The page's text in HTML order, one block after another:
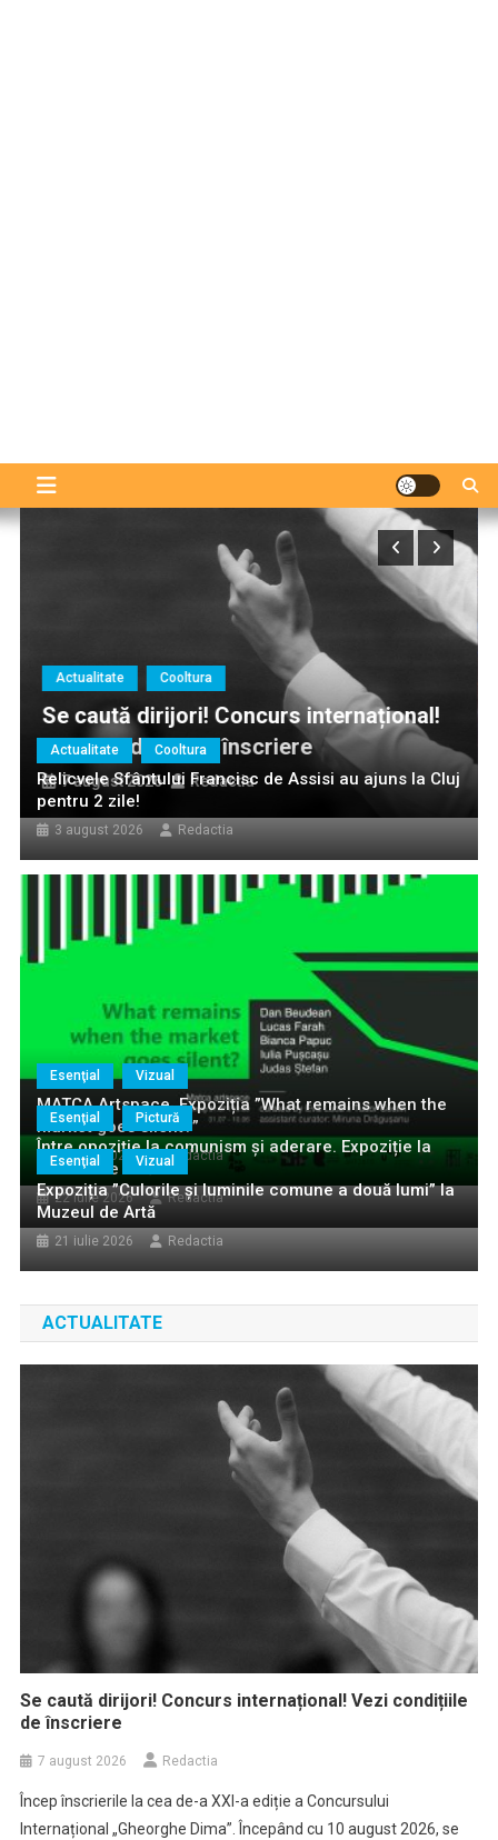
Cooltura
Concurs internațional!
de înscriere
Redactia
UNTOLD
prima zi de
7 august 2026
Actualitate Cooltura
Relicvele Sfântului Francisc de Assisi au ajuns la Cluj
pentru 2 zile!
3 august 2026 Redactia
Esenţial Vizual
MATCA Artspace. Expoziția ”What remains when the
market goes silent?”
28 iulie 2026 Redactia
Esenţial Pictură
Între opoziție la comunism și aderare. Expoziție la
Muzeul de Artă!
22 iulie 2026 Redactia
Esenţial Vizual
Expoziția ”Culorile și luminile comune a două lumi” la
Muzeul de Artă
21 iulie 2026 Redactia
ACTUALITATE
Se caută dirijori! Concurs internațional! Vezi condițiile
de înscriere
7 august 2026 Redactia
Încep înscrierile la cea de-a XXI-a ediție a Concursului
Internațional „Gheorghe Dima”. Începând cu 10 august 2026, se